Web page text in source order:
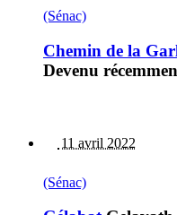
(Sénac)
Chemin de la
Devenu
11 avril 2022
(Sénac)